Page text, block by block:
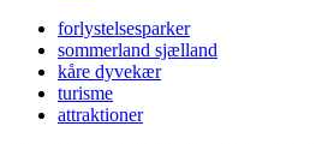
forlystelsesparker
sommerland sjælland
kåre dyvekær
turisme
attraktioner